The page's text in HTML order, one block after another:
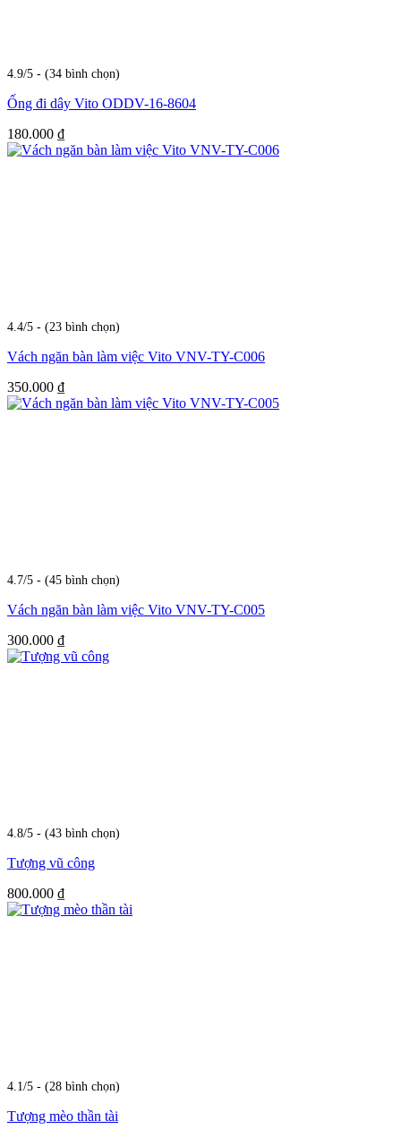
4.9/5 - (34 bình chọn)
Ống đi dây Vito ODDV-16-8604
180.000 ₫
4.4/5 - (23 bình chọn)
Vách ngăn bàn làm việc Vito VNV-TY-C006
350.000 ₫
4.7/5 - (45 bình chọn)
Vách ngăn bàn làm việc Vito VNV-TY-C005
300.000 ₫
4.8/5 - (43 bình chọn)
Tượng vũ công
800.000 ₫
4.1/5 - (28 bình chọn)
Tượng mèo thần tài